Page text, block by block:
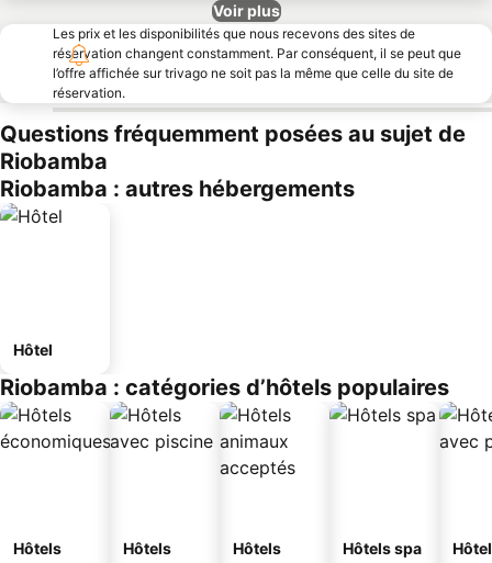
Voir plus
Les prix et les disponibilités que nous recevons des sites de
réservation changent constamment. Par conséquent, il se peut que
l’offre affichée sur trivago ne soit pas la même que celle du site de
réservation.
Questions fréquemment posées au sujet de
Riobamba
Riobamba : autres hébergements
Hôtel
Riobamba : catégories d’hôtels populaires
Hôtels
Hôtels
Hôtels
Hôtels spa